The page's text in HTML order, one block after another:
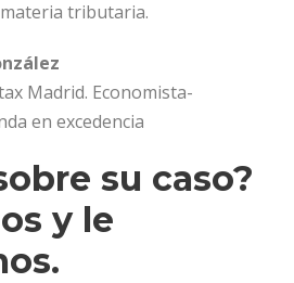
tributaria.
Madrid. Economista-
en excedencia
su caso?
y le